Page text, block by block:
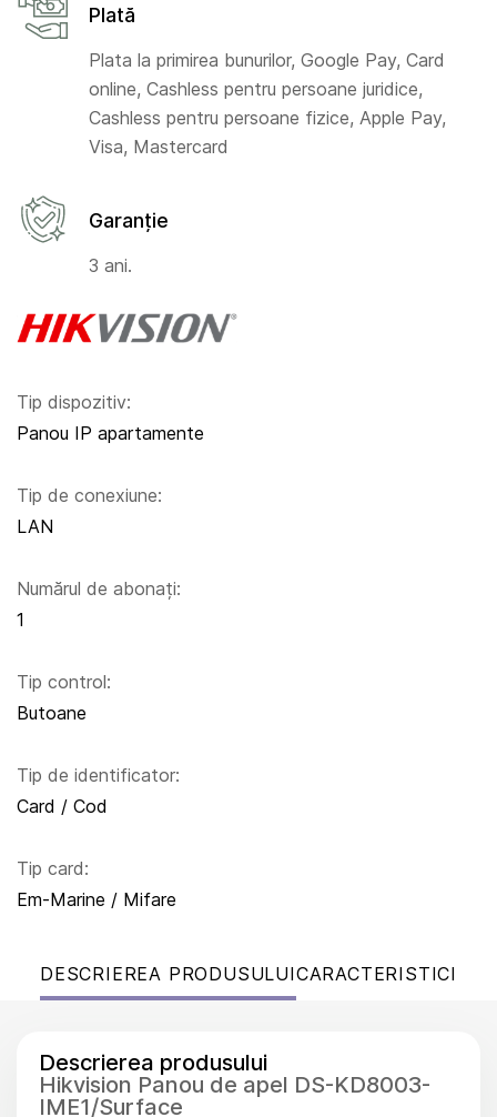
Tip dispozitiv:
Panou IP apartamente
Tip de conexiune:
LAN
Numărul de abonați:
1
Tip control:
Butoane
Tip de identificator:
Card / Cod
Tip card:
Em-Marine / Mifare
Plată
Plata la primirea bunurilor, Google Pay, Card
online, Cashless pentru persoane juridice,
Cashless pentru persoane fizice, Apple Pay,
Visa, Mastercard
Garanție
3 ani.
DESCRIEREA PRODUSULUICARACTERISTICI
Descrierea produsului
Hikvision Panou de apel DS-KD8003-
IME1/Surface